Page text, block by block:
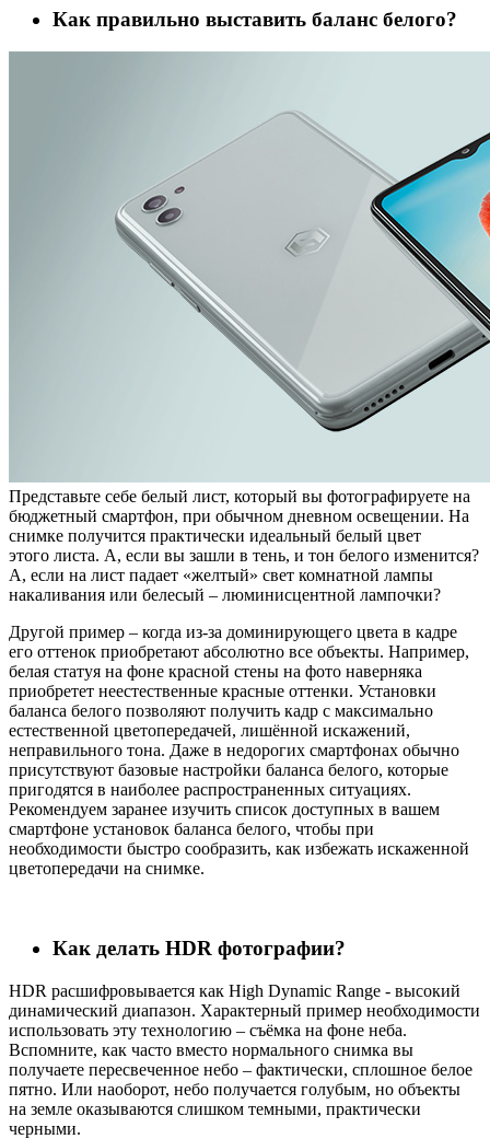
Как правильно выставить баланс белого?
Представьте себе белый лист, который вы фотографируете на
бюджетный смартфон, при обычном дневном освещении. На
снимке получится практически идеальный белый цвет
этого листа. А, если вы зашли в тень, и тон белого изменится?
А, если на лист падает «желтый» свет комнатной лампы
накаливания или белесый – люминисцентной лампочки?
Другой пример – когда из-за доминирующего цвета в кадре
его оттенок приобретают абсолютно все объекты. Например,
белая статуя на фоне красной стены на фото наверняка
приобретет неестественные красные оттенки. Установки
баланса белого позволяют получить кадр с максимально
естественной цветопередачей, лишённой искажений,
неправильного тона. Даже в недорогих смартфонах обычно
присутствуют базовые настройки баланса белого, которые
пригодятся в наиболее распространенных ситуациях.
Рекомендуем заранее изучить список доступных в вашем
смартфоне установок баланса белого, чтобы при
необходимости быстро сообразить, как избежать искаженной
цветопередачи на снимке.
Как делать HDR фотографии?
HDR расшифровывается как High Dynamic Range - высокий
динамический диапазон. Характерный пример необходимости
использовать эту технологию – съёмка на фоне неба.
Вспомните, как часто вместо нормального снимка вы
получаете пересвеченное небо – фактически, сплошное белое
пятно. Или наоборот, небо получается голубым, но объекты
на земле оказываются слишком темными, практически
черными.